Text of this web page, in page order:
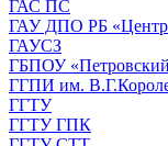
ГАС ПС
ГАУ ДПО РБ «Центр
ГАУСЗ
ГБПОУ
ГГПИ им.
ГГТУ
ГГТУ ГПК